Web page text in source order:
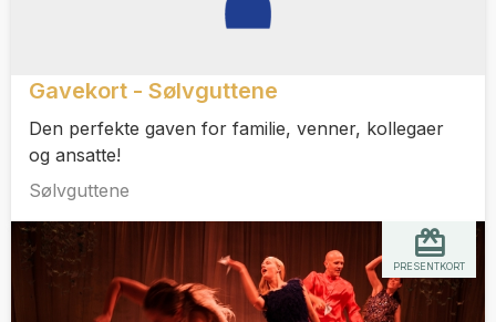
Gavekort - Sølvguttene
Den perfekte gaven for familie, venner, kollegaer
og ansatte!
Sølvguttene
PRESENTKORT